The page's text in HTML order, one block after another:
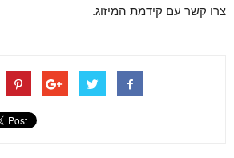
צרו קשר עם קידמת המיזוג.